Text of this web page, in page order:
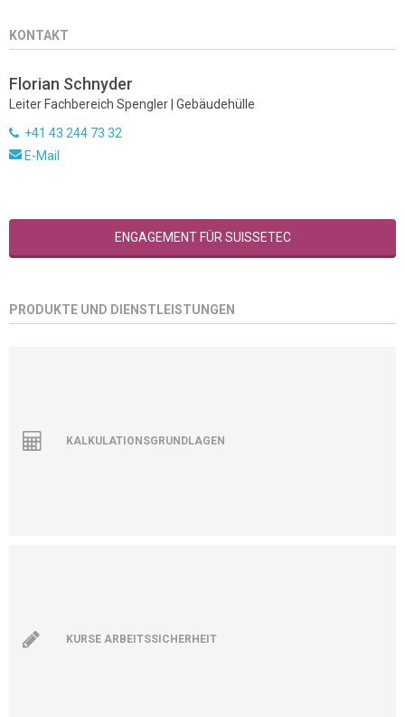
KONTAKT
Florian Schnyder
Leiter Fachbereich Spengler | Gebäudehülle
+41 43 244 73 32
E-Mail
ENGAGEMENT FÜR SUISSETEC
PRODUKTE UND DIENSTLEISTUNGEN
KALKULATIONSGRUNDLAGEN
KURSE ARBEITSSICHERHEIT